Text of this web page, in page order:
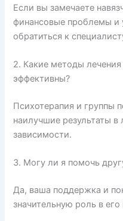
Если вы замечаете
финансовые проблемы и
обратиться к
2. Какие методы
эффективны?
Психотерапия и группы
наилучшие результаты в
зависимости.
3. Могу ли я помочь
Да, ваша поддержка и
значительную роль в